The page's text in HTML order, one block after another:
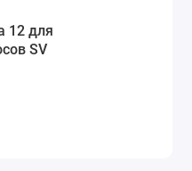
12 для
SV